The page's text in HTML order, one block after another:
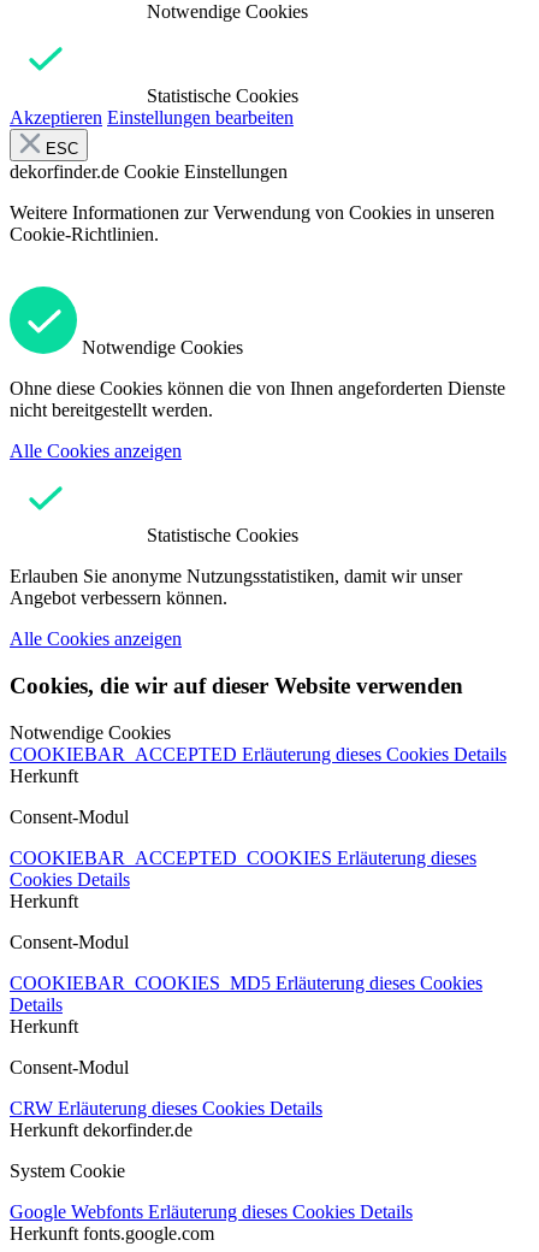
Notwendige Cookies
Statistische Cookies
Akzeptieren Einstellungen bearbeiten
ESC
dekorfinder.de Cookie Einstellungen
Weitere Informationen zur Verwendung von Cookies in unseren
Cookie-Richtlinien.
Notwendige Cookies
Ohne diese Cookies können die von Ihnen angeforderten Dienste
nicht bereitgestellt werden.
Alle Cookies anzeigen
Statistische Cookies
Erlauben Sie anonyme Nutzungsstatistiken, damit wir unser
Angebot verbessern können.
Alle Cookies anzeigen
Cookies, die wir auf dieser Website verwenden
Notwendige Cookies
COOKIEBAR_ACCEPTED Erläuterung dieses Cookies Details
Herkunft
Consent-Modul
COOKIEBAR_ACCEPTED_COOKIES Erläuterung dieses
Cookies Details
Herkunft
Consent-Modul
COOKIEBAR_COOKIES_MD5 Erläuterung dieses Cookies
Details
Herkunft
Consent-Modul
CRW Erläuterung dieses Cookies Details
Herkunft dekorfinder.de
System Cookie
Google Webfonts Erläuterung dieses Cookies Details
Herkunft fonts.google.com